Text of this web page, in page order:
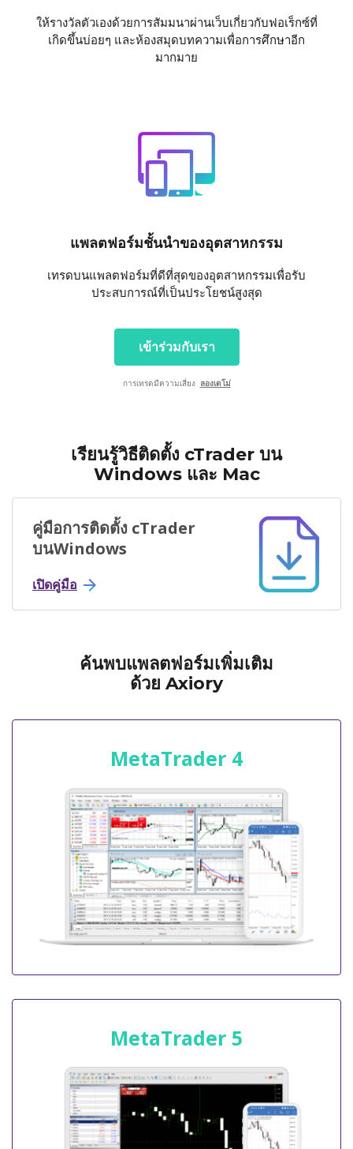
ให้รางวัลตัวเองด้วยการสัมมนาผ่านเว็บเกี่ยวกับฟอเร็กซ์ที่
เกิดขึ้นบ่อยๆ และห้องสมุดบทความเพื่อการศึกษาอีก
มากมาย
แพลตฟอร์มชั้นนำของอุตสาหกรรม
เทรดบนแพลตฟอร์มที่ดีที่สุดของอุตสาหกรรมเพื่อรับ
ประสบการณ์ที่เป็นประโยชน์สูงสุด
เข้าร่วมกับเรา
การเทรดมีความเสี่ยง ลองเดโม่
เรียนรู้วิธีติดตั้ง cTrader บน
Windows และ Mac
คู่มือการติดตั้ง cTrader
บนWindows
เปิดคู่มือ
ค้นพบแพลตฟอร์มเพิ่มเติม
ด้วย Axiory
MetaTrader 4
MetaTrader 5